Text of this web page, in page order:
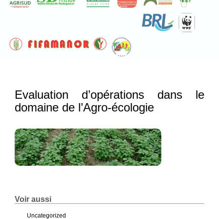
Evaluation d’opérations dans le
domaine de l’Agro-écologie
Voir aussi
Uncategorized